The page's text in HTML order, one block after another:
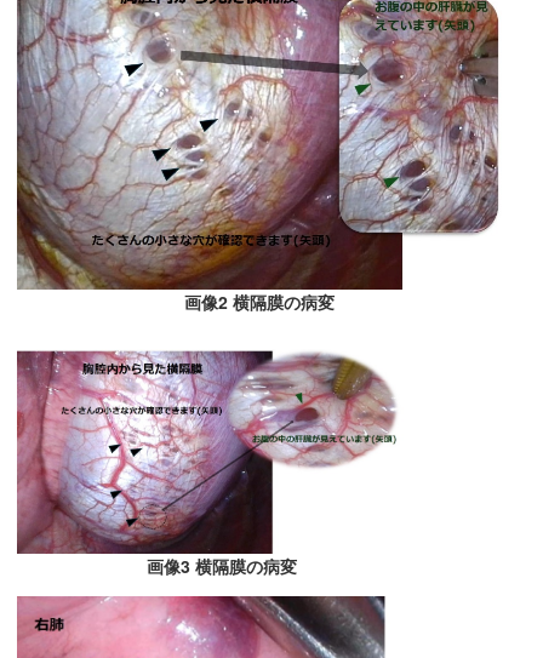
画像2 横隔膜の病変
画像3 横隔膜の病変